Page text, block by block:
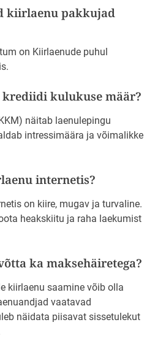
kiirlaenu pakkujad
on Kiirlaenude puhul
kulukuse määr?
näitab laenulepingu
intressimäära ja võimalikke
internetis?
on kiire, mugav ja turvaline.
heakskiitu ja raha laekumist
ka maksehäiretega?
kiirlaenu saamine võib olla
vaatavad
näidata piisavat sissetulekut